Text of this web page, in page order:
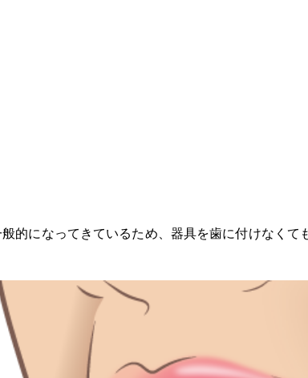
的になってきているため、器具を歯に付けなくて